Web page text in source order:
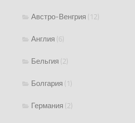
Австро-Венгрия (12)
Англия (6)
Бельгия (2)
Болгария (1)
Германия (2)